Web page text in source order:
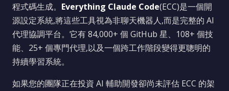
程式碼生成。 Everything Claude Code(ECC)是一個開
源設定系統,將這些工具視為非聊天機器人,而是完整的 AI
代理協調平台。它有 84,000+ 個 GitHub 星、108+ 個技
能、25+ 個專門代理,以及一個跨工作階段變得更聰明的
持續學習系統。
如果您的團隊正在投資 AI 輔助開發卻尚未評估 ECC 的架